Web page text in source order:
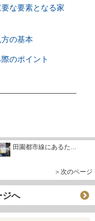
な要素となる家
の基本
のポイント
田園都市線にあるた...
＞次のページ
ジへ